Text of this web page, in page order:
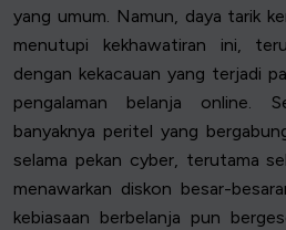
yang umum. Namun, daya tarik
menutupi kekhawatiran ini,
dengan kekacauan yang terjadi
pengalaman belanja online.
banyaknya peritel yang
selama pekan cyber, terutama
menawarkan diskon besar-
kebiasaan berbelanja pun